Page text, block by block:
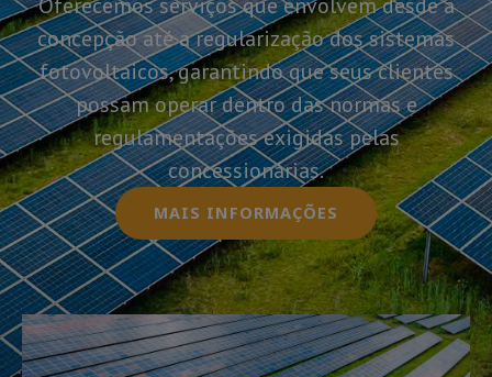
concepção até a regularização dos sistemas
fotovoltaicos, garantindo que seus clientes
possam operar dentro das normas e
regulamentações exigidas pelas
concessionárias.
MAIS INFORMAÇÕES